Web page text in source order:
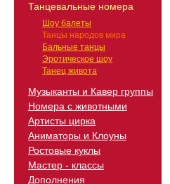
Танцевальные номера
Шоу балеты
Танцы народов мира
Бальные танцы
Эротическое шоу
Танец живота
Музыканты и Кавер группы
Номера с животными
Артисты цирка
Аниматоры и Клоуны
Ростовые куклы
Мастер - классы
Дополнения